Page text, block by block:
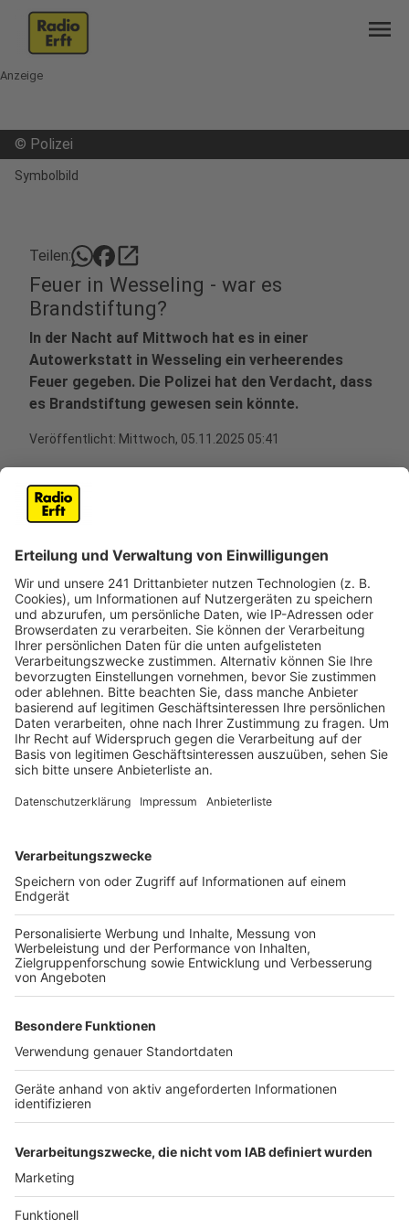
menu
Anzeige
© Polizei
Symbolbild
Teilen: open_in_new
Feuer in Wesseling - war es
Brandstiftung?
In der Nacht auf Mittwoch hat es in einer
Autowerkstatt in Wesseling ein verheerendes
Feuer gegeben. Die Polizei hat den Verdacht, dass
es Brandstiftung gewesen sein könnte.
Veröffentlicht: Mittwoch, 05.11.2025 05:41
Anzeige
Hoher Sachschaden entstanden
Anzeige
In Wesseling hat es in der Nacht auf Mittwoch ein
Feuer in einer Autowerkstatt an der Hubertusstraße
gegeben. Die Polizei ermittelt nach eigenen Angaben
wegen Brandstiftung. Der entstandene Sachschaden
liege bei rund 100.000 Euro, das Gebäude habe
komplett gebrannt. Im Inneren hatte es offenbar auch
eine Detonation gegeben, aber möglicherweise war
vor Ort, die Löscharbeiten dauerten rund zwei
Stunden.
Weitere Themen von Rhein und Erft
Köln: Minderjährige kommen leicht an Alkohol und
Co.
Martinsumzug in Brühl-Ost gerettet
Köln verhängt Haushaltssperre
Anzeige